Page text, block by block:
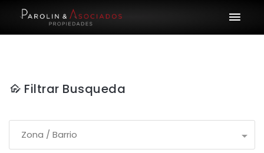
Filtrar Busqueda
Zona / Barrio